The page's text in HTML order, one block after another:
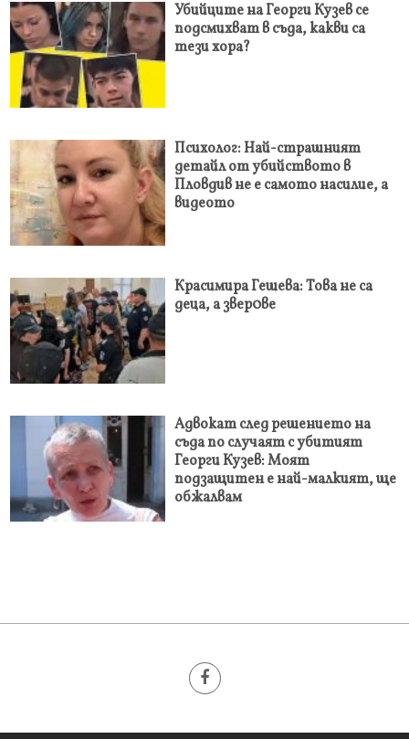
Убийците на Георги Кузев се
подсмихват в съда, какви са
тези хора?
Психолог: Най-страшният
детайл от убийството в
Пловдив не е самото насилие, а
видеото
Красимира Гешева: Това не са
деца, а звер0ве
Адвокат след решението на
съда по случаят с убитият
Георги Кузев: Моят
подзащитен е най-малкият, ще
обжалвам